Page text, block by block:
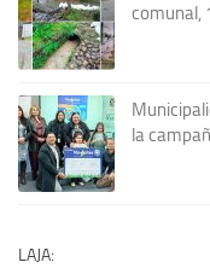
comunal,
la
LAJA: